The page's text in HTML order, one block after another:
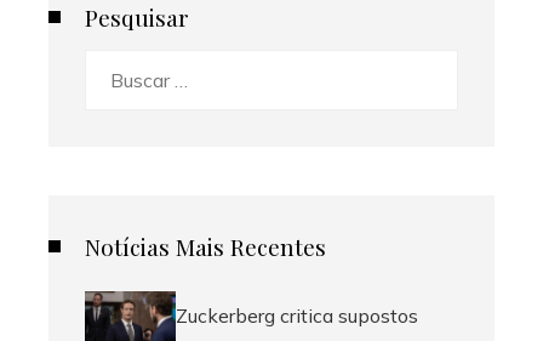
Pesquisar
Notícias Mais Recentes
Zuckerberg critica supostos